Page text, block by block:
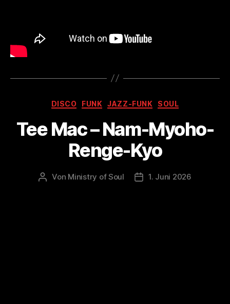
Kategorien
DISCO FUNK JAZZ-FUNK SOUL
Tee Mac – Nam-Myoho-
Renge-Kyo
Beitragsautor
Von Ministry of Soul Veröffentlichungsdatum
1. Juni 2026